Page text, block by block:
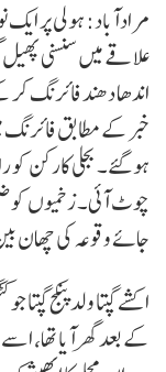
مرادآباد: ہولی پر
علاقے میں سنسنی
اندھا دھند فائرنگ کر
خبر کے مطابق فائرنگ
ہو گئے۔ بجلی کارکن
چوٹ آئی۔ زخمیوں کو
جائے وقوعہ کی چھان
اکشے گپتا ولد پنکج گپتا
کے بعد گھر آیا تھا،